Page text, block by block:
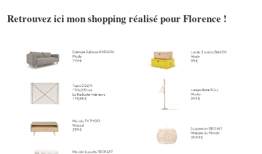
Retrouvez ici mon shopping réalisé pour Florence !